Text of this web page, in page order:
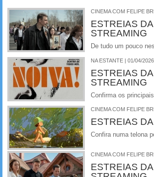
CINEMA COM FELIPE
ESTREIAS
STREAMING
De tudo um pouco
NA ESTANTE | 01/04/2026
ESTREIAS
STREAMING
Confirma os
CINEMA COM FELIPE
ESTREIAS
Confira numa telona
CINEMA COM FELIPE
ESTREIAS